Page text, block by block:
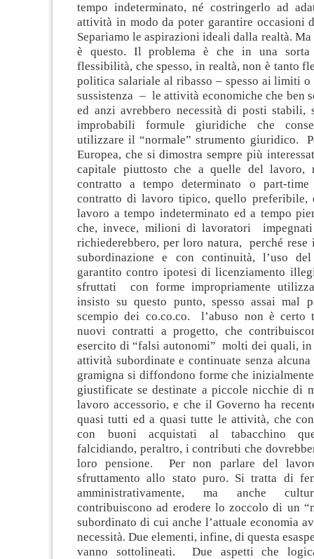
tempo indeterminato, né costringerlo ad
attività in modo da poter garantire occasioni
Separiamo le aspirazioni ideali dalla realtà.
è questo. Il problema è che in una
flessibilità, che spesso, in realtà, non è tanto
politica salariale al ribasso – spesso ai limiti
sussistenza – le attività economiche che ben
ed anzi avrebbero necessità di posti stabili,
improbabili formule giuridiche che
utilizzare il “normale” strumento giuridico.
Europea, che si dimostra sempre più
capitale piuttosto che a quelle del lavoro,
contratto a tempo determinato o part-
contratto di lavoro tipico, quello preferibile,
lavoro a tempo indeterminato ed a tempo
che, invece, milioni di lavoratori
richiederebbero, per loro natura, perché
subordinazione e con continuità, l’uso
garantito contro ipotesi di licenziamento
sfruttati con forme impropriamente
insisto su questo punto, spesso assai mal
scempio dei co.co.co. l’abuso non è certo
nuovi contratti a progetto, che
esercito di “falsi autonomi” molti dei quali, in
attività subordinate e continuate senza alcuna
gramigna si diffondono forme che
giustificate se destinate a piccole nicchie di
lavoro accessorio, e che il Governo ha
quasi tutti ed a quasi tutte le attività, che
con buoni acquistati al tabacchino
falcidiando, peraltro, i contributi che
loro pensione. Per non parlare del
sfruttamento allo stato puro. Si tratta di
amministrativamente, ma anche
contribuiscono ad erodere lo zoccolo di un
subordinato di cui anche l’attuale economia
necessità. Due elementi, infine, di questa
vanno sottolineati. Due aspetti che